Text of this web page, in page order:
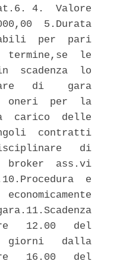
4.  Valore
5.Durata
per  pari
termine,se  le
scadenza  lo
di    gara
oneri  per  la
a  carico  delle
contratti
di
broker  ass.vi
e
12.00   del
giorni   dalla
16.00   del